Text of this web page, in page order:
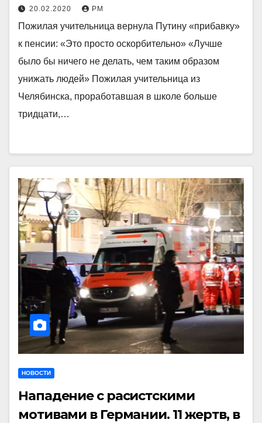
20.02.2020 РМ
Пожилая учительница вернула Путину «прибавку»
к пенсии: «Это просто оскорбительно» «Лучше
было бы ничего не делать, чем таким образом
унижать людей» Пожилая учительница из
Челябинска, проработавшая в школе больше
тридцати,…
НОВОСТИ
Нападение с расистскими
мотивами в Германии. 11 жертв, в